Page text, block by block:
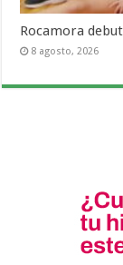
Rocamora
8 agosto, 2026